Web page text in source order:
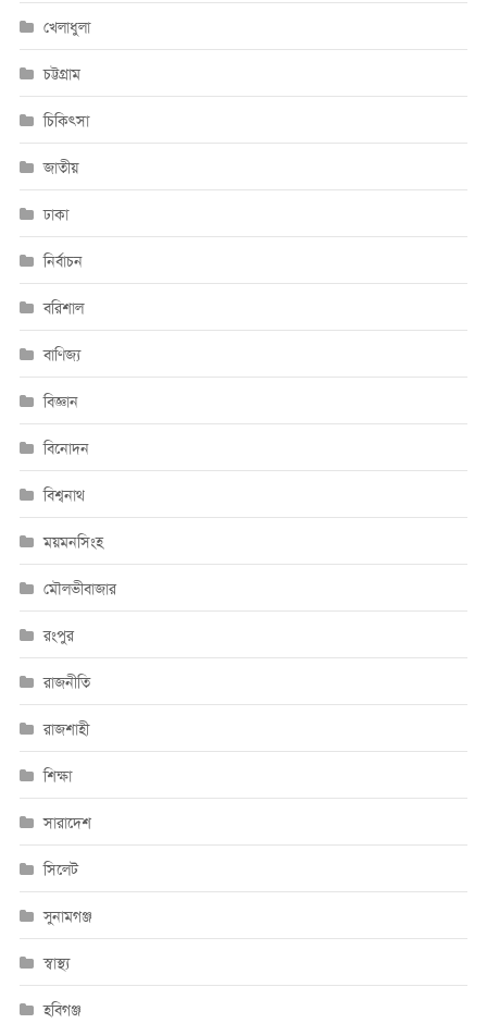
খেলাধুলা
চট্টগ্রাম
চিকিৎসা
জাতীয়
ঢাকা
নির্বাচন
বরিশাল
বাণিজ্য
বিজ্ঞান
বিনোদন
বিশ্বনাথ
ময়মনসিংহ
মৌলভীবাজার
রংপুর
রাজনীতি
রাজশাহী
শিক্ষা
সারাদেশ
সিলেট
সুনামগঞ্জ
স্বাস্থ্য
হবিগঞ্জ